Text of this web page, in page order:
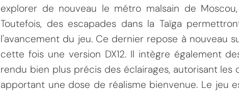
explorer de nouveau le métro malsain de
Toutefois, des escapades dans la Taïga
l'avancement du jeu. Ce dernier repose à nouveau
cette fois une version DX12. Il intègre également
rendu bien plus précis des éclairages, autorisant les
apportant une dose de réalisme bienvenue. Le jeu